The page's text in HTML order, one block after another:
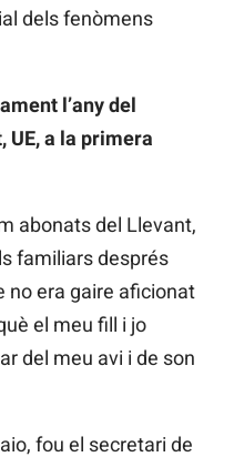
dels fenòmens
l’any del
UE, a la primera
abonats del Llevant,
familiars després
no era gaire aficionat
el meu fill i jo
del meu avi i de son
fou el secretari de